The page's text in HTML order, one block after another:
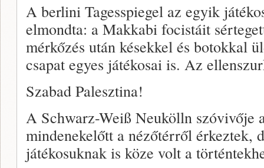
A berlini Tagesspiegel az egyik
elmondta: a Makkabi focistáit
mérkőzés után késekkel és botokkal
csapat egyes játékosai is. Az
Szabad Palesztina!
A Schwarz-Weiß Neukölln szóvivője
mindenekelőtt a nézőtérről érkeztek,
játékosuknak is köze volt a